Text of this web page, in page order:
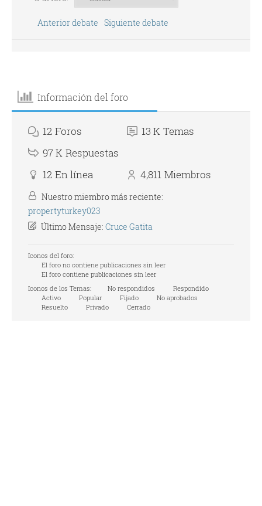
Anterior debate Siguiente debate
Información del foro
12 Foros 13 K Temas
97 K Respuestas
12 En línea 4,811 Miembros
Nuestro miembro más reciente:
propertyturkey023
Último Mensaje: Cruce Gatita
Iconos del foro:
El foro no contiene publicaciones sin leer
El foro contiene publicaciones sin leer
Iconos de los Temas:
No respondidos
Respondido
Activo
Popular Fijado
No aprobados
Resuelto
Privado Cerrado